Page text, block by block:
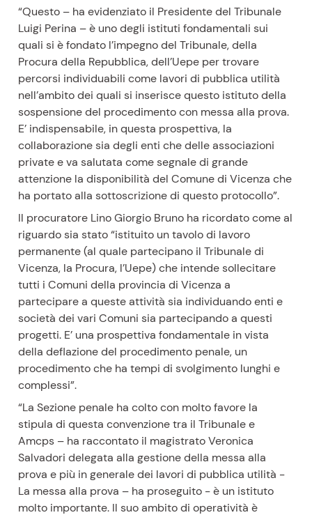
“Questo – ha evidenziato il Presidente del Tribunale
Luigi Perina – è uno degli istituti fondamentali sui
quali si è fondato l’impegno del Tribunale, della
Procura della Repubblica, dell’Uepe per trovare
percorsi individuabili come lavori di pubblica utilità
nell’ambito dei quali si inserisce questo istituto della
sospensione del procedimento con messa alla prova.
E’ indispensabile, in questa prospettiva, la
collaborazione sia degli enti che delle associazioni
private e va salutata come segnale di grande
attenzione la disponibilità del Comune di Vicenza che
ha portato alla sottoscrizione di questo protocollo”.
Il procuratore Lino Giorgio Bruno ha ricordato come al
riguardo sia stato “istituito un tavolo di lavoro
permanente (al quale partecipano il Tribunale di
Vicenza, la Procura, l’Uepe) che intende sollecitare
tutti i Comuni della provincia di Vicenza a
partecipare a queste attività sia individuando enti e
società dei vari Comuni sia partecipando a questi
progetti. E’ una prospettiva fondamentale in vista
della deflazione del procedimento penale, un
procedimento che ha tempi di svolgimento lunghi e
complessi”.
“La Sezione penale ha colto con molto favore la
stipula di questa convenzione tra il Tribunale e
Amcps – ha raccontato il magistrato Veronica
Salvadori delegata alla gestione della messa alla
prova e più in generale dei lavori di pubblica utilità -
La messa alla prova – ha proseguito - è un istituto
molto importante. Il suo ambito di operatività è